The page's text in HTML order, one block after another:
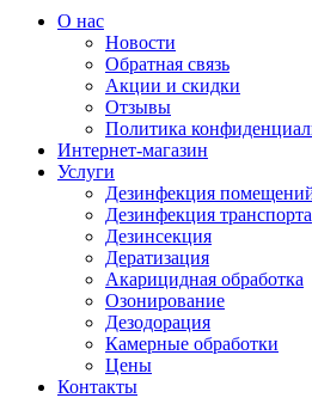
О нас
Новости
Обратная связь
Акции и скидки
Отзывы
Политика
Интернет-магазин
Услуги
Дезинфекция
Дезинфекция транспорта
Дезинсекция
Дератизация
Акарицидная обработка
Озонирование
Дезодорация
Камерные обработки
Цены
Контакты